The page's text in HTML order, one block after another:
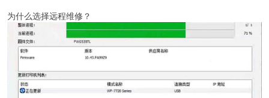
为什么选择远程维修？